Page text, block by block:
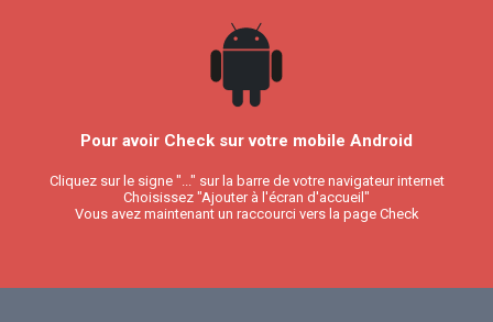
Pour avoir Check sur votre mobile Android
Cliquez sur le signe "..." sur la barre de votre navigateur internet
Choisissez "Ajouter à l'écran d'accueil"
Vous avez maintenant un raccourci vers la page Check